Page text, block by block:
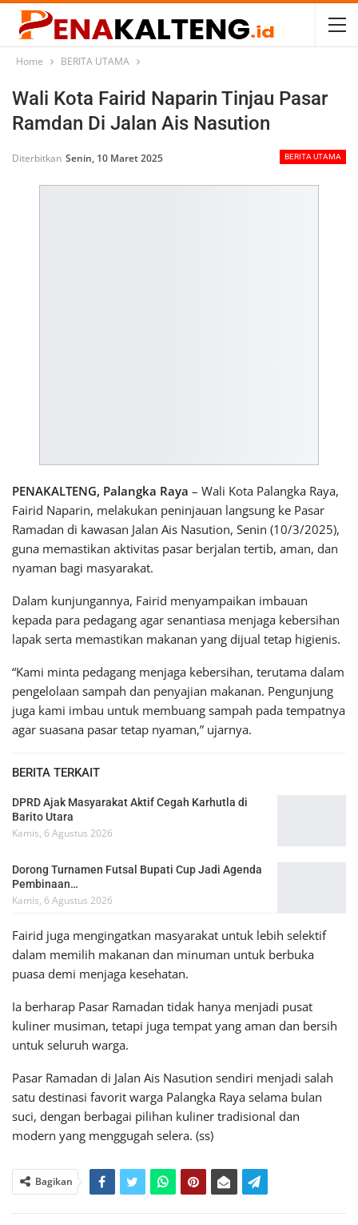
Home BERITA UTAMA
Wali Kota Fairid Naparin Tinjau Pasar
Ramdan Di Jalan Ais Nasution
BERITA UTAMA
Diterbitkan Senin, 10 Maret 2025
PENAKALTENG, Palangka Raya – Wali Kota Palangka Raya,
Fairid Naparin, melakukan peninjauan langsung ke Pasar
Ramadan di kawasan Jalan Ais Nasution, Senin (10/3/2025),
guna memastikan aktivitas pasar berjalan tertib, aman, dan
nyaman bagi masyarakat.
Dalam kunjungannya, Fairid menyampaikan imbauan
kepada para pedagang agar senantiasa menjaga kebersihan
lapak serta memastikan makanan yang dijual tetap higienis.
“Kami minta pedagang menjaga kebersihan, terutama dalam
pengelolaan sampah dan penyajian makanan. Pengunjung
juga kami imbau untuk membuang sampah pada tempatnya
agar suasana pasar tetap nyaman,” ujarnya.
BERITA TERKAIT
DPRD Ajak Masyarakat Aktif Cegah Karhutla di
Barito Utara
Kamis, 6 Agustus 2026
Dorong Turnamen Futsal Bupati Cup Jadi Agenda
Pembinaan…
Kamis, 6 Agustus 2026
Fairid juga mengingatkan masyarakat untuk lebih selektif
dalam memilih makanan dan minuman untuk berbuka
puasa demi menjaga kesehatan.
Ia berharap Pasar Ramadan tidak hanya menjadi pusat
kuliner musiman, tetapi juga tempat yang aman dan bersih
untuk seluruh warga.
Pasar Ramadan di Jalan Ais Nasution sendiri menjadi salah
satu destinasi favorit warga Palangka Raya selama bulan
suci, dengan berbagai pilihan kuliner tradisional dan
modern yang menggugah selera. (ss)
Bagikan